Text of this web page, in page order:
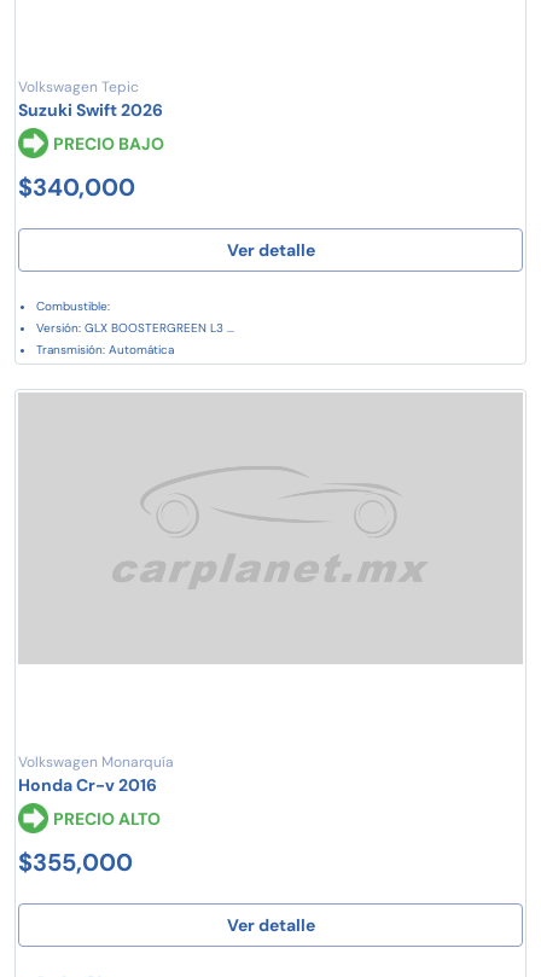
Volkswagen Tepic
Suzuki Swift 2026
PRECIO BAJO
$340,000
Ver detalle
Combustible:
Versión: GLX BOOSTERGREEN L3 ...
Transmisión: Automática
Volkswagen Monarquía
Honda Cr-v 2016
PRECIO ALTO
$355,000
Ver detalle